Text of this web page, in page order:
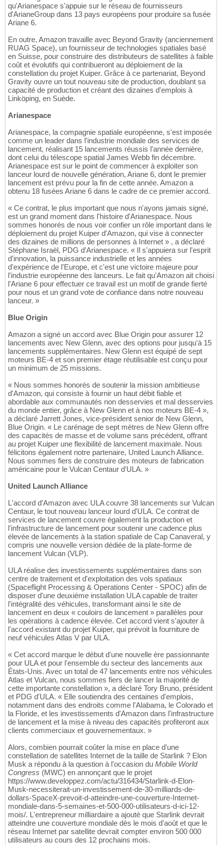
qu'Arianespace s'appuie sur le réseau de fournisseurs
d'ArianeGroup dans 13 pays européens pour produire sa fusée
Ariane 6.
En outre, Amazon travaille avec Beyond Gravity (anciennement
RUAG Space), un fournisseur de technologies spatiales basé
en Suisse, pour construire des distributeurs de satellites à faible
coût et évolutifs qui contribueront au déploiement de la
constellation du projet Kuiper. Grâce à ce partenariat, Beyond
Gravity ouvre un tout nouveau site de production, doublant sa
capacité de production et créant des dizaines d'emplois à
Linköping, en Suède.
Arianespace
Arianespace, la compagnie spatiale européenne, s'est imposée
comme un leader dans l'industrie mondiale des services de
lancement, réalisant 15 lancements réussis l'année dernière,
dont celui du télescope spatial James Webb fin décembre.
Arianespace est sur le point de commencer à exploiter son
lanceur lourd de nouvelle génération, Ariane 6, dont le premier
lancement est prévu pour la fin de cette année. Amazon a
obtenu 18 fusées Ariane 6 dans le cadre de ce premier accord.
« Ce contrat, le plus important que nous n'ayons jamais signé,
est un grand moment dans l'histoire d'Arianespace. Nous
sommes honorés de nous voir confier un rôle important dans le
déploiement du projet Kuiper d'Amazon, qui vise à connecter
des dizaines de millions de personnes à Internet » , a déclaré
Stéphane Israël, PDG d'Arianespace. « Il s'appuiera sur l'esprit
d'innovation, la puissance industrielle et les années
d'expérience de l'Europe, et c'est une victoire majeure pour
l'industrie européenne des lanceurs. Le fait qu'Amazon ait choisi
l'Ariane 6 pour effectuer ce travail est un motif de grande fierté
pour nous et un grand vote de confiance dans notre nouveau
lanceur. »
Blue Origin
Amazon a signé un accord avec Blue Origin pour assurer 12
lancements avec New Glenn, avec des options pour jusqu'à 15
lancements supplémentaires. New Glenn est équipé de sept
moteurs BE-4 et son premier étage réutilisable est conçu pour
un minimum de 25 missions.
« Nous sommes honorés de soutenir la mission ambitieuse
d'Amazon, qui consiste à fournir un haut débit fiable et
abordable aux communautés non desservies et mal desservies
du monde entier, grâce à New Glenn et à nos moteurs BE-4 »,
a déclaré Jarrett Jones, vice-président senior de New Glenn,
Blue Origin. « Le carénage de sept mètres de New Glenn offre
des capacités de masse et de volume sans précédent, offrant
au projet Kuiper une flexibilité de lancement maximale. Nous
félicitons également notre partenaire, United Launch Alliance.
Nous sommes fiers de construire des moteurs de fabrication
américaine pour le Vulcan Centaur d'ULA. »
United Launch Alliance
L'accord d'Amazon avec ULA couvre 38 lancements sur Vulcan
Centaur, le tout nouveau lanceur lourd d'ULA. Ce contrat de
services de lancement couvre également la production et
l'infrastructure de lancement pour soutenir une cadence plus
élevée de lancements à la station spatiale de Cap Canaveral, y
compris une nouvelle version dédiée de la plate-forme de
lancement Vulcan (VLP).
ULA réalise des investissements supplémentaires dans son
centre de traitement et d'exploitation des vols spatiaux
(Spaceflight Processing & Operations Center - SPOC) afin de
disposer d'une deuxième installation ULA capable de traiter
l'intégralité des véhicules, transformant ainsi le site de
lancement en deux « couloirs de lancement » parallèles pour
les opérations à cadence élevée. Cet accord vient s'ajouter à
l'accord existant du projet Kuiper, qui prévoit la fourniture de
neuf véhicules Atlas V par ULA.
« Cet accord marque le début d'une nouvelle ère passionnante
pour ULA et pour l'ensemble du secteur des lancements aux
États-Unis. Avec un total de 47 lancements entre nos véhicules
Atlas et Vulcan, nous sommes fiers de lancer la majorité de
cette importante constellation », a déclaré Tory Bruno, président
et PDG d'ULA. « Elle soutiendra des centaines d'emplois,
notamment dans des endroits comme l'Alabama, le Colorado et
la Floride, et les investissements d'Amazon dans l'infrastructure
de lancement et la mise à niveau des capacités profiteront aux
clients commerciaux et gouvernementaux. »
Alors, combien pourrait coûter la mise en place d'une
constellation de satellites Internet de la taille de Starlink ? Elon
Musk a répondu à la question à l'occasion du Mobile World
Congress (MWC) en annonçant que le projet
https://www.developpez.com/actu/316434/Starlink-d-Elon-
Musk-necessiterait-un-investissement-de-30-milliards-de-
dollars-SpaceX-prevoit-d-atteindre-une-couverture-Internet-
mondiale-dans-5-semaines-et-500-000-utilisateurs-d-ici-12-
mois/. L'entrepreneur milliardaire a ajouté que Starlink devrait
atteindre une couverture mondiale dès le mois d'août et que le
réseau Internet par satellite devrait compter environ 500 000
utilisateurs au cours des 12 prochains mois.